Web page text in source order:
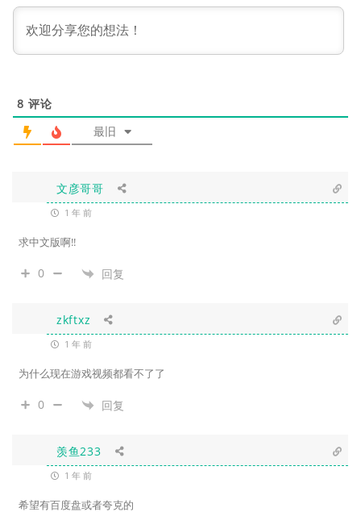
8 评论
最旧
文彦哥哥
1 年 前
求中文版啊!!
0 回复
zkftxz
1 年 前
为什么现在游戏视频都看不了了
0 回复
羡鱼233
1 年 前
希望有百度盘或者夸克的